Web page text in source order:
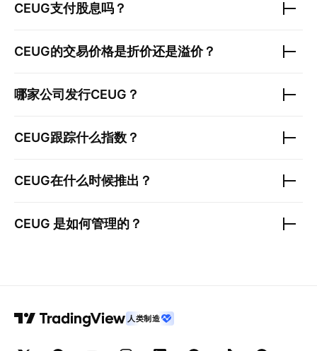
CEUG支付股息吗？
CEUG的交易价格是折价还是溢价？
哪家公司发行CEUG ？
CEUG跟踪什么指数？
CEUG在什么时候推出？
CEUG 是如何管理的？
人类制造